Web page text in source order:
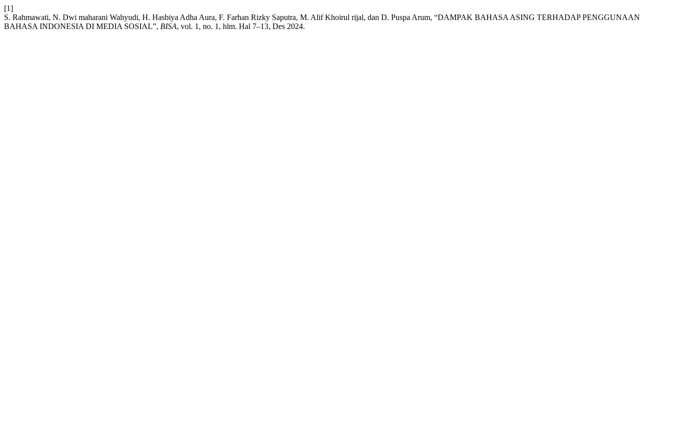
[1]
S. Rahmawati, N. Dwi maharani Wahyudi, H. Hasbiya Adha Aura, F. Farhan Rizky Saputra, M. Alif Khoirul rijal, dan D. Puspa Arum, “DAMPAK BAHASA ASING TERHADAP PENGGUNAAN
BAHASA INDONESIA DI MEDIA SOSIAL”, BISA, vol. 1, no. 1, hlm. Hal 7–13, Des 2024.